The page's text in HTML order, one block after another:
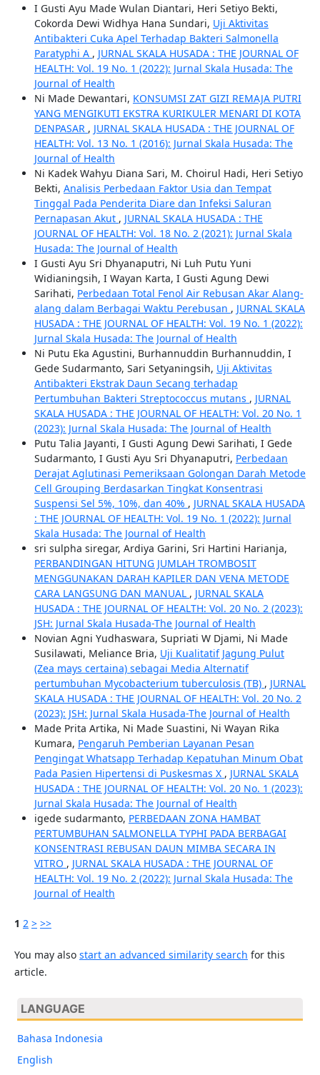
I Gusti Ayu Made Wulan Diantari, Heri Setiyo Bekti,
Cokorda Dewi Widhya Hana Sundari, Uji Aktivitas
Antibakteri Cuka Apel Terhadap Bakteri Salmonella
Paratyphi A , JURNAL SKALA HUSADA : THE JOURNAL OF
HEALTH: Vol. 19 No. 1 (2022): Jurnal Skala Husada: The
Journal of Health
Ni Made Dewantari, KONSUMSI ZAT GIZI REMAJA PUTRI
YANG MENGIKUTI EKSTRA KURIKULER MENARI DI KOTA
DENPASAR , JURNAL SKALA HUSADA : THE JOURNAL OF
HEALTH: Vol. 13 No. 1 (2016): Jurnal Skala Husada: The
Journal of Health
Ni Kadek Wahyu Diana Sari, M. Choirul Hadi, Heri Setiyo
Bekti, Analisis Perbedaan Faktor Usia dan Tempat
Tinggal Pada Penderita Diare dan Infeksi Saluran
Pernapasan Akut , JURNAL SKALA HUSADA : THE
JOURNAL OF HEALTH: Vol. 18 No. 2 (2021): Jurnal Skala
Husada: The Journal of Health
I Gusti Ayu Sri Dhyanaputri, Ni Luh Putu Yuni
Widianingsih, I Wayan Karta, I Gusti Agung Dewi
Sarihati, Perbedaan Total Fenol Air Rebusan Akar Alang-
alang dalam Berbagai Waktu Perebusan , JURNAL SKALA
HUSADA : THE JOURNAL OF HEALTH: Vol. 19 No. 1 (2022):
Jurnal Skala Husada: The Journal of Health
Ni Putu Eka Agustini, Burhannuddin Burhannuddin, I
Gede Sudarmanto, Sari Setyaningsih, Uji Aktivitas
Antibakteri Ekstrak Daun Secang terhadap
Pertumbuhan Bakteri Streptococcus mutans , JURNAL
SKALA HUSADA : THE JOURNAL OF HEALTH: Vol. 20 No. 1
(2023): Jurnal Skala Husada: The Journal of Health
Putu Talia Jayanti, I Gusti Agung Dewi Sarihati, I Gede
Sudarmanto, I Gusti Ayu Sri Dhyanaputri, Perbedaan
Derajat Aglutinasi Pemeriksaan Golongan Darah Metode
Cell Grouping Berdasarkan Tingkat Konsentrasi
Suspensi Sel 5%, 10%, dan 40% , JURNAL SKALA HUSADA
: THE JOURNAL OF HEALTH: Vol. 19 No. 1 (2022): Jurnal
Skala Husada: The Journal of Health
sri sulpha siregar, Ardiya Garini, Sri Hartini Harianja,
PERBANDINGAN HITUNG JUMLAH TROMBOSIT
MENGGUNAKAN DARAH KAPILER DAN VENA METODE
CARA LANGSUNG DAN MANUAL , JURNAL SKALA
HUSADA : THE JOURNAL OF HEALTH: Vol. 20 No. 2 (2023):
JSH: Jurnal Skala Husada-The Journal of Health
Novian Agni Yudhaswara, Supriati W Djami, Ni Made
Susilawati, Meliance Bria, Uji Kualitatif Jagung Pulut
(Zea mays certaina) sebagai Media Alternatif
pertumbuhan Mycobacterium tuberculosis (TB) , JURNAL
SKALA HUSADA : THE JOURNAL OF HEALTH: Vol. 20 No. 2
(2023): JSH: Jurnal Skala Husada-The Journal of Health
Made Prita Artika, Ni Made Suastini, Ni Wayan Rika
Kumara, Pengaruh Pemberian Layanan Pesan
Pengingat Whatsapp Terhadap Kepatuhan Minum Obat
Pada Pasien Hipertensi di Puskesmas X , JURNAL SKALA
HUSADA : THE JOURNAL OF HEALTH: Vol. 20 No. 1 (2023):
Jurnal Skala Husada: The Journal of Health
igede sudarmanto, PERBEDAAN ZONA HAMBAT
PERTUMBUHAN SALMONELLA TYPHI PADA BERBAGAI
KONSENTRASI REBUSAN DAUN MIMBA SECARA IN
VITRO , JURNAL SKALA HUSADA : THE JOURNAL OF
HEALTH: Vol. 19 No. 2 (2022): Jurnal Skala Husada: The
Journal of Health
1 2 > >>
You may also start an advanced similarity search for this
article.
LANGUAGE
Bahasa Indonesia
English